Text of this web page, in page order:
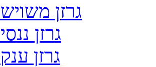
גרזן משויש
גרזן ננסי
גרזן ענק